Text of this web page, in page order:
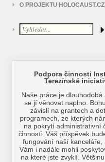
O PROJEKTU HOLOCAUST.CZ